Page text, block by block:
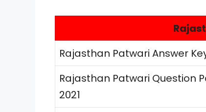
Rajasthan Patwari Answer
Rajasthan Patwari Question
2021